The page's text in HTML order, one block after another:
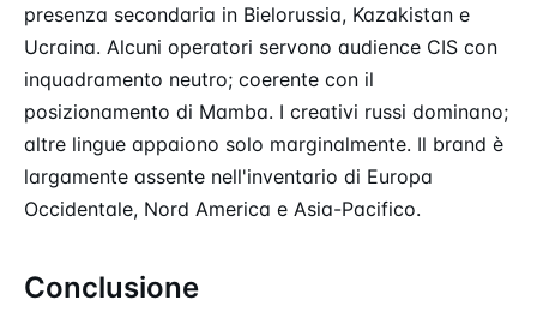
presenza secondaria in Bielorussia, Kazakistan e
Ucraina. Alcuni operatori servono audience CIS con
inquadramento neutro; coerente con il
posizionamento di Mamba. I creativi russi dominano;
altre lingue appaiono solo marginalmente. Il brand è
largamente assente nell'inventario di Europa
Occidentale, Nord America e Asia-Pacifico.
Conclusione